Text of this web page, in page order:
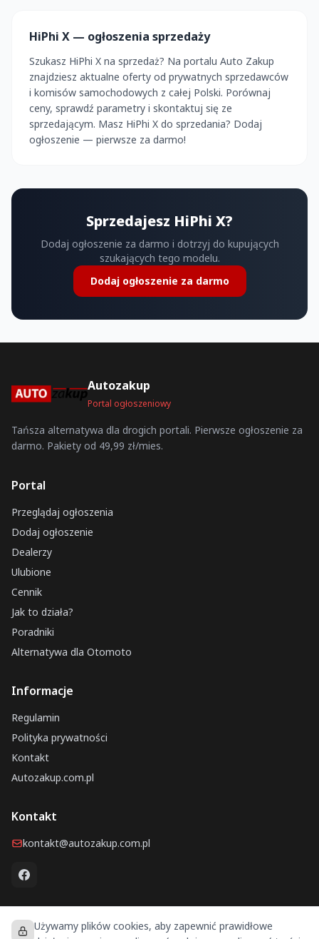
HiPhi X — ogłoszenia sprzedaży
Szukasz HiPhi X na sprzedaż? Na portalu Auto Zakup
znajdziesz aktualne oferty od prywatnych sprzedawców
i komisów samochodowych z całej Polski. Porównaj
ceny, sprawdź parametry i skontaktuj się ze
sprzedającym. Masz HiPhi X do sprzedania? Dodaj
ogłoszenie — pierwsze za darmo!
Sprzedajesz HiPhi X?
Dodaj ogłoszenie za darmo i dotrzyj do kupujących
szukających tego modelu.
Dodaj ogłoszenie za darmo
Autozakup
Portal ogłoszeniowy
Tańsza alternatywa dla drogich portali. Pierwsze ogłoszenie za
darmo. Pakiety od 49,99 zł/mies.
Portal
Przeglądaj ogłoszenia
Dodaj ogłoszenie
Dealerzy
Ulubione
Cennik
Jak to działa?
Poradniki
Alternatywa dla Otomoto
Informacje
Regulamin
Polityka prywatności
Kontakt
Autozakup.com.pl
Kontakt
kontakt@autozakup.com.pl
Używamy plików cookies, aby zapewnić prawidłowe